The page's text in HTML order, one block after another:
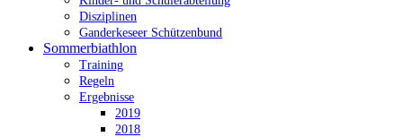
Disziplinen
Ganderkeseer Schützenbund
Sommerbiathlon
Training
Regeln
Ergebnisse
2019
2018